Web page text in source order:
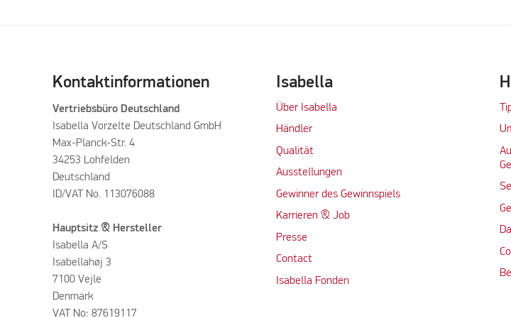
Kontaktinformationen
Vertriebsbüro Deutschland
Isabella Vorzelte Deutschland GmbH
Max-Planck-Str. 4
34253 Lohfelden
Deutschland
ID/VAT No. 113076088
Hauptsitz & Hersteller
Isabella A/S
Isabellahøj 3
7100 Vejle
Denmark
VAT No: 87619117
Isabella
Über Isabella
Händler
Qualität
Ausstellungen
Gewinner des Gewinnspiels
Karrieren & Job
Presse
Contact
Isabella Fonden